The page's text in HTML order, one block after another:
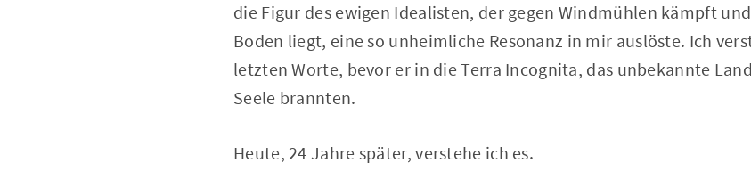
die Figur des ewigen Idealisten, der gegen Windmühlen kämpft
Boden liegt, eine so unheimliche Resonanz in mir auslöste. Ich
letzten Worte, bevor er in die Terra Incognita, das unbekannte
Seele brannten.
Heute, 24 Jahre später, verstehe ich es.